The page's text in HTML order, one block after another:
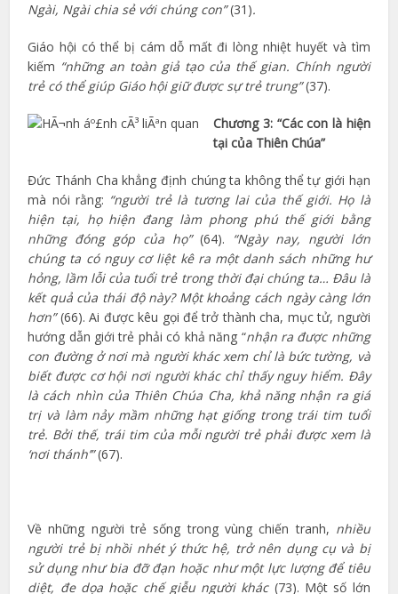
Ngài, Ngài chia sẻ với chúng con”(31).
Giáo hội có thể bị cám dỗ mất đi lòng nhiệt huyết và tìm
kiếm “những an toàn giả tạo của thế gian. Chính người
trẻ có thể giúp Giáo hội giữ được sự trẻ trung”(37).
Chương 3: “Các con là hiện
tại của Thiên Chúa”
Đức Thánh Cha khẳng định chúng ta không thể tự giới hạn
mà nói rằng: “người trẻ là tương lai của thế giới. Họ là
hiện tại, họ hiện đang làm phong phú thế giới bằng
những đóng góp của họ” (64).
“Ngày nay, người lớn
chúng ta có nguy cơ liệt kê ra một danh sách những hư
hỏng, lầm lỗi của tuổi trẻ trong thời đại chúng ta… Đâu là
kết quả của thái độ này? Một khoảng cách ngày càng lớn
hơn”(66). Ai được kêu gọi để trở thành cha, mục tử, người
hướng dẫn giới trẻ phải có khả năng “nhận ra được những
con đường ở nơi mà người khác xem chỉ là bức tường, và
biết được cơ hội nơi người khác chỉ thấy nguy hiểm. Đây
là cách nhìn của Thiên Chúa Cha, khả năng nhận ra giá
trị và làm nảy mầm những hạt giống trong trái tim tuổi
trẻ. Bởi thế, trái tim của mỗi người trẻ phải được xem là
‘nơi thánh’”(67).
Về những người trẻ sống trong vùng chiến tranh, nhiều
người trẻ bị nhồi nhét ý thức hệ, trở nên dụng cụ và bị
sử dụng như bia đỡ đạn hoặc như một lực lượng để tiêu
diệt, đe dọa hoặc chế giễu người khác(73). Một số lớn